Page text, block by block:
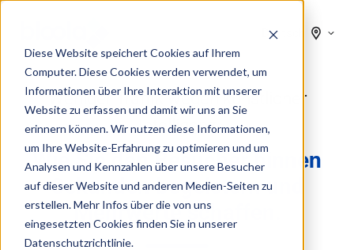
Diese Website speichert Cookies auf Ihrem
Computer. Diese Cookies werden verwendet, um
Informationen über Ihre Interaktion mit unserer
Website zu erfassen und damit wir uns an Sie
erinnern können. Wir nutzen diese Informationen,
um Ihre Website-Erfahrung zu optimieren und um
Analysen und Kennzahlen über unsere Besucher
auf dieser Website und anderen Medien-Seiten zu
erstellen. Mehr Infos über die von uns
eingesetzten Cookies finden Sie in unserer
Datenschutzrichtlinie.
Deutsch
Weniger Traffik wegen künstlicher
Intelligenz
Wie Sie den Besucher binnen
Sekunden begeistern und
Mehrwerte schaffen.